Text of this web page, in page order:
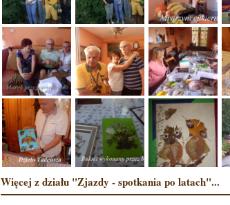
Więcej z działu "Zjazdy - spotkania po latach"...